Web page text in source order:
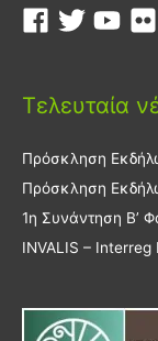
Τελευταία
Πρόσκληση
Πρόσκληση
1η Συνάντηση Β’
INVALIS – Interreg